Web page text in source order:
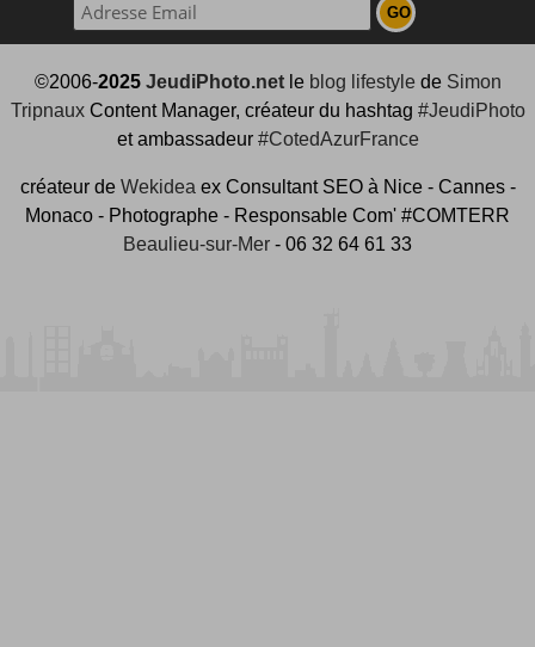
©2006-2025 JeudiPhoto.netle blog lifestylede Simon
TripnauxContent Manager, créateur du hashtag #JeudiPhoto
et ambassadeur #CotedAzurFrance
créateur de Wekideaex Consultant SEO à Nice - Cannes -
Monaco - Photographe - Responsable Com' #COMTERR
Beaulieu-sur-Mer - 06 32 64 61 33